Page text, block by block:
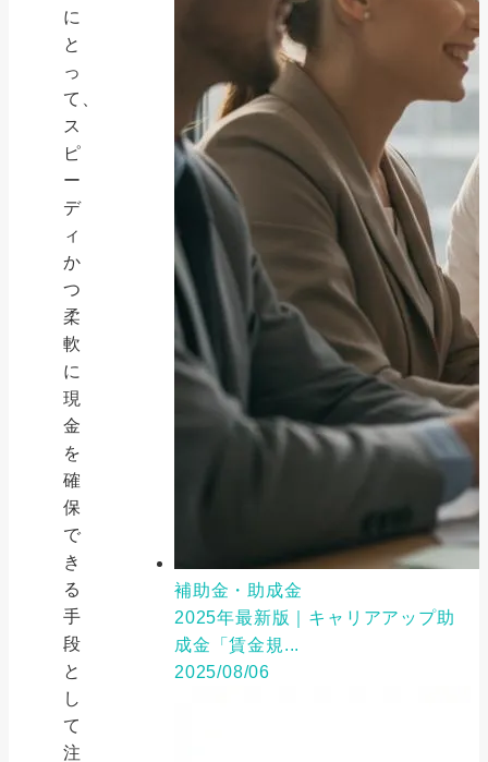
に
と
っ
て、
ス
ピ
ー
デ
ィ
か
つ
柔
軟
に
現
金
を
確
保
で
き
る
手
段
と
し
て
注
補助金・助成金
2025年最新版｜キャリアアップ助
成金「賃金規...
2025/08/06